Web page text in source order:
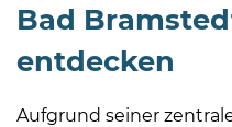
Bad
entdecken
Aufgrund seiner